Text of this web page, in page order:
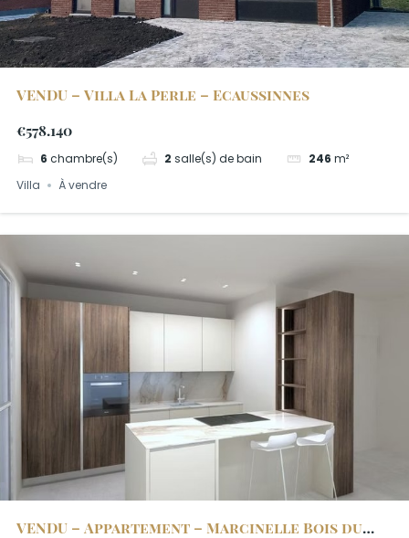
VENDU – Villa La Perle – Ecaussinnes
€578.140
6 chambre(s) 2 salle(s) de bain 246 m²
Villa
À vendre
VENDU – Appartement – Marcinelle Bois du